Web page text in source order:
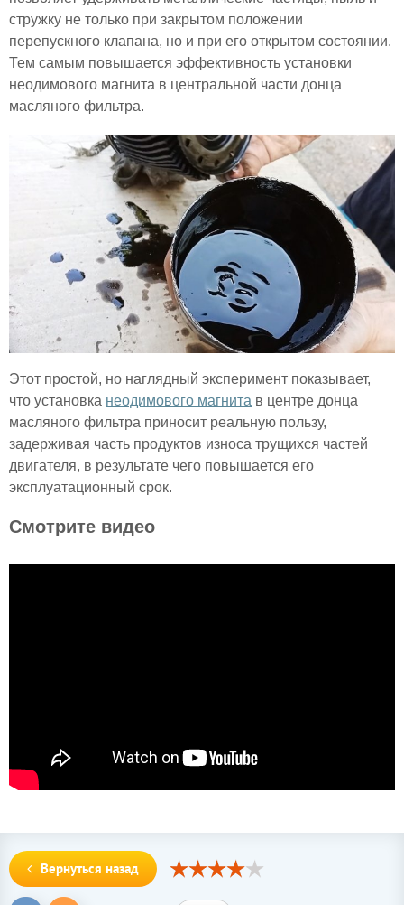
стружку не только при закрытом положении
перепускного клапана, но и при его открытом состоянии.
Тем самым повышается эффективность установки
неодимового магнита в центральной части донца
масляного фильтра.
Этот простой, но наглядный эксперимент показывает,
что установка неодимового магнита в центре донца
масляного фильтра приносит реальную пользу,
задерживая часть продуктов износа трущихся частей
двигателя, в результате чего повышается его
эксплуатационный срок.
Смотрите видео
Вернуться назад